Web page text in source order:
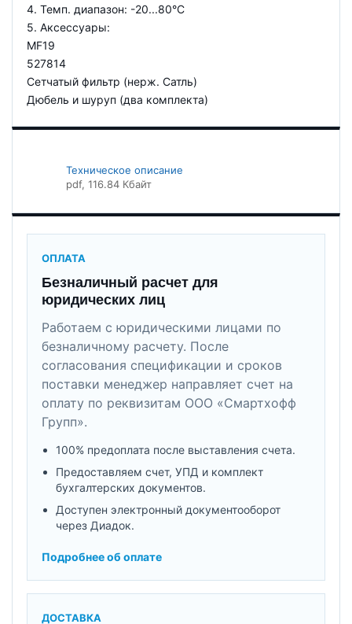
4. Темп. диапазон: -20...80°C
5. Аксессуары:
MF19
527814
Сетчатый фильтр (нерж. Сатль)
Дюбель и шуруп (два комплекта)
Техническое описание
pdf, 116.84 Кбайт
ОПЛАТА
Безналичный расчет для
юридических лиц
Работаем с юридическими лицами по
безналичному расчету. После
согласования спецификации и сроков
поставки менеджер направляет счет на
оплату по реквизитам ООО «Смартхофф
Групп».
100% предоплата после выставления счета.
Предоставляем счет, УПД и комплект
бухгалтерских документов.
Доступен электронный документооборот
через Диадок.
Подробнее об оплате
ДОСТАВКА